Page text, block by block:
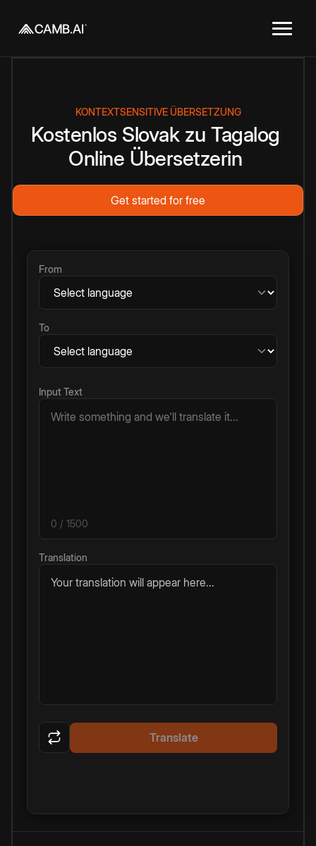
KONTEXTSENSITIVE ÜBERSETZUNG
Kostenlos Slovak zu Tagalog
Online Übersetzerin
Get started for free
From
To
Input Text
0 / 1500
Translation
Your translation will appear here...
Translate